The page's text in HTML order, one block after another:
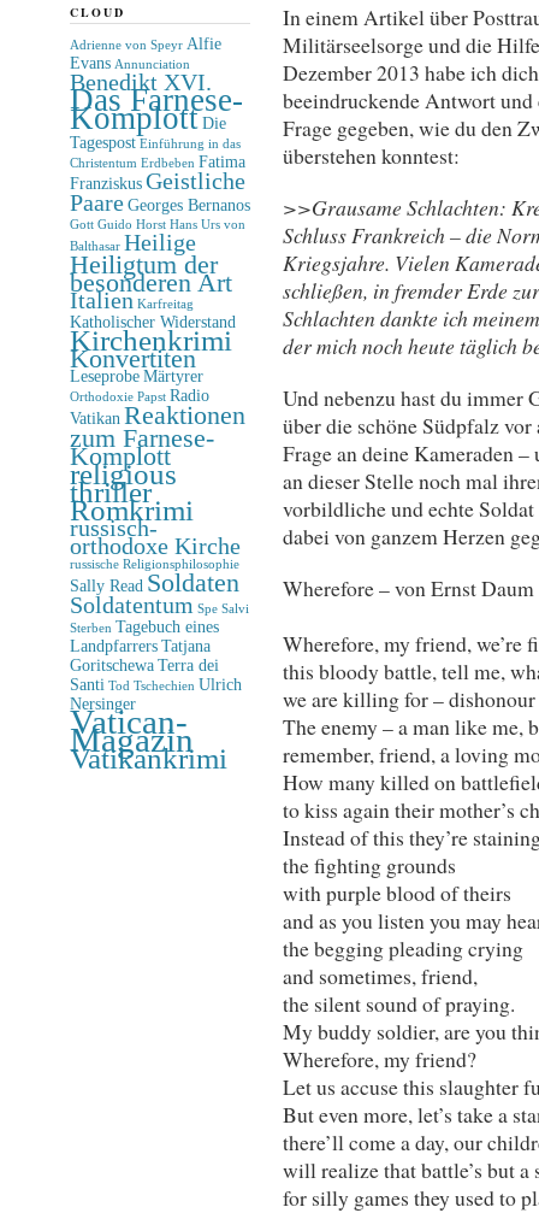
In einem Artikel über
Militärseelsorge und die
Dezember 2013 habe ich
beeindruckende Antwort
Frage gegeben, wie du den
überstehen konntest:
>>Grausame Schlachten:
Schluss Frankreich – die
Kriegsjahre. Vielen
schließen, in fremder Erde
Schlachten dankte ich
der mich noch heute täglich
Und nebenzu hast du immer
über die schöne Südpfalz
Frage an deine Kameraden
an dieser Stelle noch mal
vorbildliche und echte
dabei von ganzem Herzen
Wherefore – von Ernst Daum
Wherefore, my friend, we’re
this bloody battle, tell me,
we are killing for –
The enemy – a man like me,
remember, friend, a loving
How many killed on
to kiss again their mother’s
Instead of this they’re
the fighting grounds
with purple blood of theirs
and as you listen you may
the begging pleading crying
and sometimes, friend,
the silent sound of praying.
My buddy soldier, are you
Wherefore, my friend?
Let us accuse this slaughter
But even more, let’s take a
there’ll come a day, our
will realize that battle’s but a
for silly games they used to
CLOUD
Adrienne von Speyr Alfie
Evans Annunciation
Benedikt XVI.
Das Farnese-
Komplott Die
Tagespost Einführung in das
Christentum Erdbeben Fatima
Franziskus Geistliche
Paare Georges Bernanos
Gott Guido Horst Hans Urs von
Balthasar Heilige
Heiligtum der
besonderen Art
Italien Karfreitag
Katholischer Widerstand
Kirchenkrimi
Konvertiten
Leseprobe Märtyrer
Orthodoxie Papst Radio
Vatikan Reaktionen
zum Farnese-
Komplott
religious
thriller
Romkrimi
russisch-
orthodoxe Kirche
russische Religionsphilosophie
Sally Read Soldaten
Soldatentum Spe Salvi
Sterben Tagebuch eines
Landpfarrers Tatjana
Goritschewa Terra dei
Santi Tod Tschechien Ulrich
Nersinger
Vatican-
Magazin
Vatikankrimi